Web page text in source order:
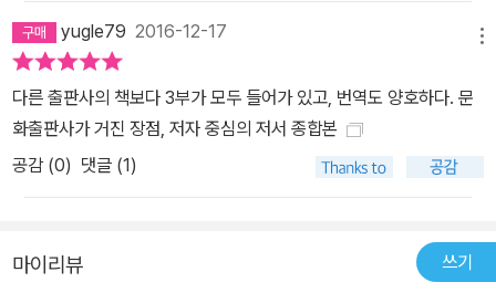
yugle79 2016-12-17
다른 출판사의 책보다 3부가 모두 들어가 있고, 번역도 양호하다. 문
화출판사가 거진 장점, 저자 중심의 저서 종합본
공감 (0) 댓글 (1)
마이리뷰 쓰기